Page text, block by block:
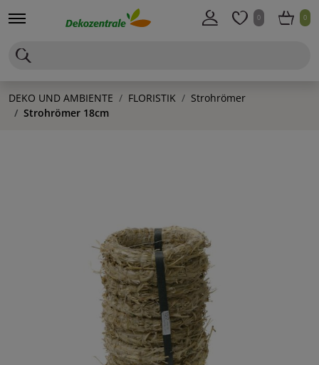
0 0
DEKO UND AMBIENTE FLORISTIK
Strohrömer
Strohrömer 18cm